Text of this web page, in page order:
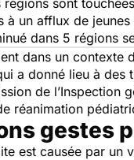
régions sont
un afflux de
dans 5 régions
dans un contexte
a donné lieu à des
de
réanimation
gestes
est causée par